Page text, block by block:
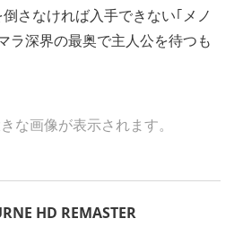
さなければ入手できない｢メノ
ラ深界の最奥で主人公を待つも
な画像が表示されます。
HD REMASTER